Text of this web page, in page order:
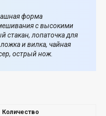
форма
с высокими
стакан, лопаточка для
и вилка, чайная
острый нож.
Количество